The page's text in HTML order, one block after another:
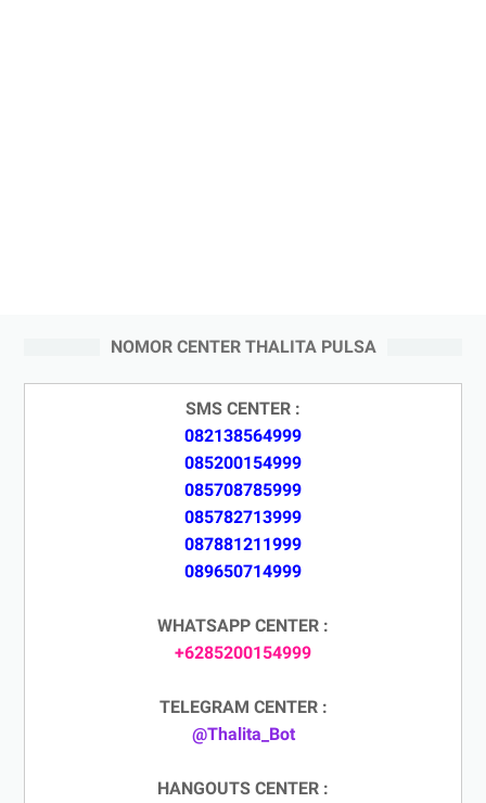
NOMOR CENTER THALITA PULSA
SMS CENTER :
082138564999
085200154999
085708785999
085782713999
087881211999
089650714999
WHATSAPP CENTER :
+6285200154999
TELEGRAM CENTER :
@Thalita_Bot
HANGOUTS CENTER :